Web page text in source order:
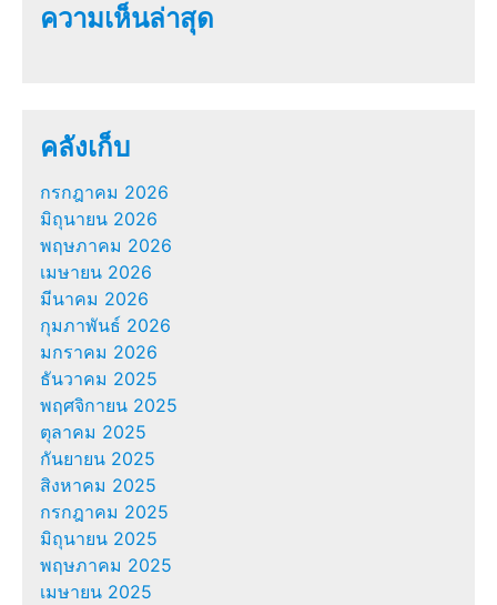
ความเห็นล่าสุด
คลังเก็บ
กรกฎาคม 2026
มิถุนายน 2026
พฤษภาคม 2026
เมษายน 2026
มีนาคม 2026
กุมภาพันธ์ 2026
มกราคม 2026
ธันวาคม 2025
พฤศจิกายน 2025
ตุลาคม 2025
กันยายน 2025
สิงหาคม 2025
กรกฎาคม 2025
มิถุนายน 2025
พฤษภาคม 2025
เมษายน 2025